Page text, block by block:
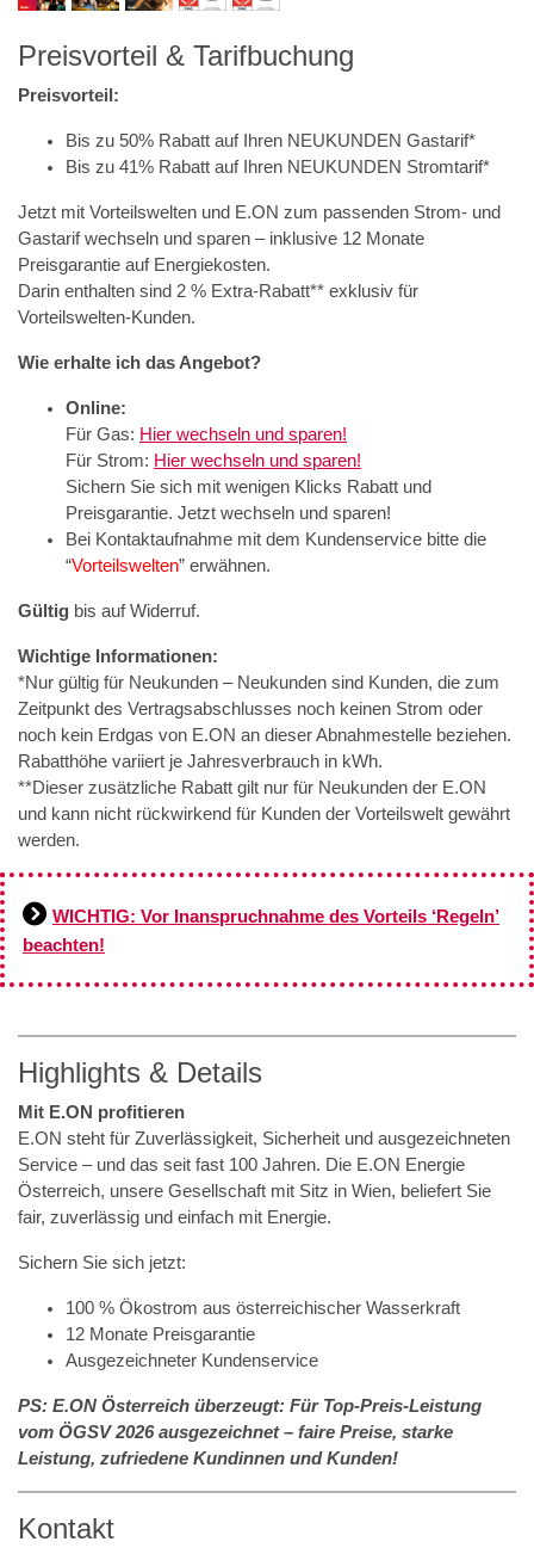
Preisvorteil & Tarifbuchung
Preisvorteil:
Bis zu 50% Rabatt auf Ihren NEUKUNDEN Gastarif*
Bis zu 41% Rabatt auf Ihren NEUKUNDEN Stromtarif*
Jetzt mit Vorteilswelten und E.ON zum passenden Strom- und
Gastarif wechseln und sparen – inklusive 12 Monate
Preisgarantie auf Energiekosten.
Darin enthalten sind 2 % Extra-Rabatt** exklusiv für
Vorteilswelten-Kunden.
Wie erhalte ich das Angebot?
Online:
Für Gas: Hier wechseln und sparen!
Für Strom: Hier wechseln und sparen!
Sichern Sie sich mit wenigen Klicks Rabatt und
Preisgarantie. Jetzt wechseln und sparen!
Bei Kontaktaufnahme mit dem Kundenservice bitte die
“Vorteilswelten” erwähnen.
Gültig bis auf Widerruf.
Wichtige Informationen:
*Nur gültig für Neukunden – Neukunden sind Kunden, die zum
Zeitpunkt des Vertragsabschlusses noch keinen Strom oder
noch kein Erdgas von E.ON an dieser Abnahmestelle beziehen.
Rabatthöhe variiert je Jahresverbrauch in kWh.
**Dieser zusätzliche Rabatt gilt nur für Neukunden der E.ON
und kann nicht rückwirkend für Kunden der Vorteilswelt gewährt
werden.
WICHTIG: Vor Inanspruchnahme des Vorteils ‘Regeln’
beachten!
Highlights & Details
Mit E.ON profitieren
E.ON steht für Zuverlässigkeit, Sicherheit und ausgezeichneten
Service – und das seit fast 100 Jahren. Die E.ON Energie
Österreich, unsere Gesellschaft mit Sitz in Wien, beliefert Sie
fair, zuverlässig und einfach mit Energie.
Sichern Sie sich jetzt:
100 % Ökostrom aus österreichischer Wasserkraft
12 Monate Preisgarantie
Ausgezeichneter Kundenservice
PS: E.ON Österreich überzeugt: Für Top-Preis-Leistung
vom ÖGSV 2026 ausgezeichnet – faire Preise, starke
Leistung, zufriedene Kundinnen und Kunden!
Kontakt